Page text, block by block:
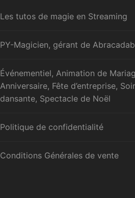
Les tutos de magie en Streaming
PY-Magicien, gérant de
Événementiel, Animation de
Anniversaire, Fête d’entreprise,
dansante, Spectacle de Noël
Politique de confidentialité
Conditions Générales de vente